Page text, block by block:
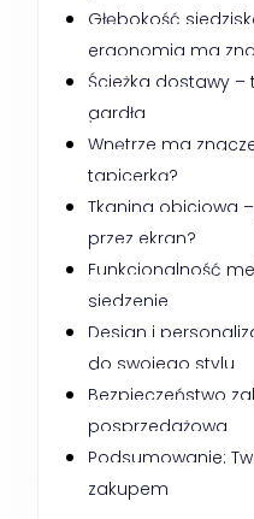
Głębokość
ergonomia ma
Ścieżka dostawy –
gardła
Wnętrze ma
tapicerką?
Tkanina obiciowa
przez ekran?
Funkcjonalność
siedzenie
Design i
do swojego stylu
Bezpieczeństwo
posprzedażowa
Podsumowanie:
zakupem